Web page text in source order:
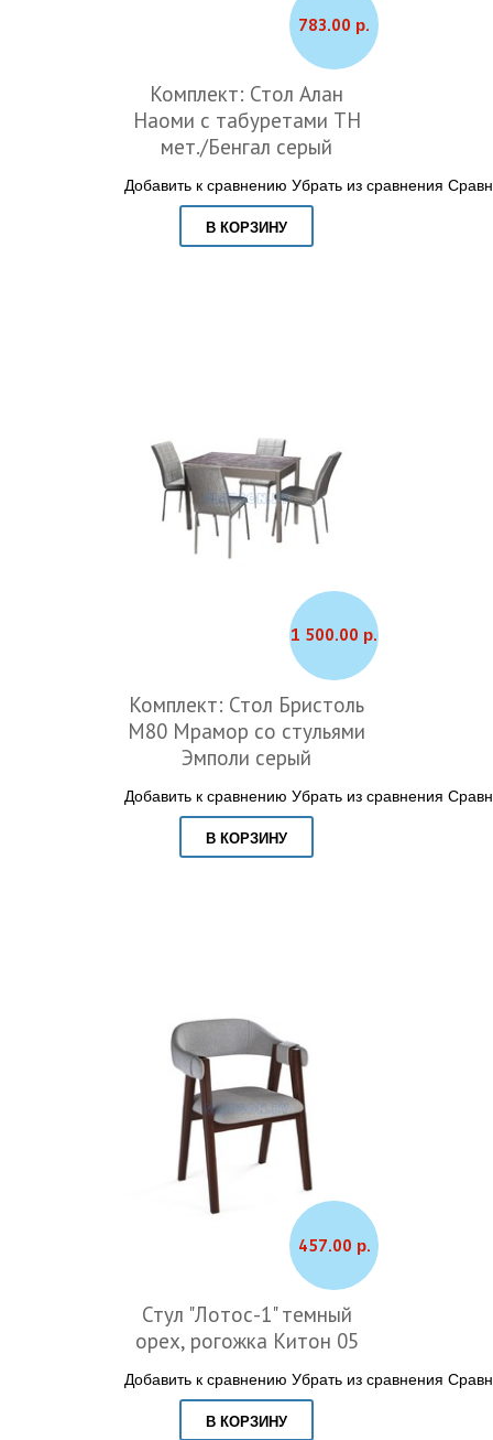
783.00 р.
Комплект: Стол Алан
Наоми с табуретами ТН
мет./Бенгал серый
Добавить к сравнению Убрать из сравнения
В КОРЗИНУ
1 500.00 р.
Комплект: Стол Бристоль
М80 Мрамор со стульями
Эмполи серый
Добавить к сравнению Убрать из сравнения
В КОРЗИНУ
457.00 р.
Стул "Лотос-1" темный
орех, рогожка Китон 05
Добавить к сравнению Убрать из сравнения
В КОРЗИНУ